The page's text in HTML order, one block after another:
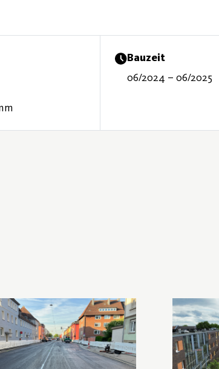
Bauzeit
06/2024 – 06/2025